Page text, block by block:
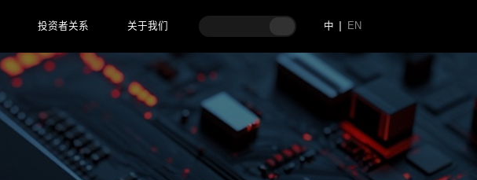
投资者关系 关于我们 中 EN